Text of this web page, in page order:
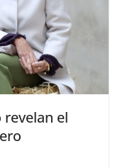
revelan el